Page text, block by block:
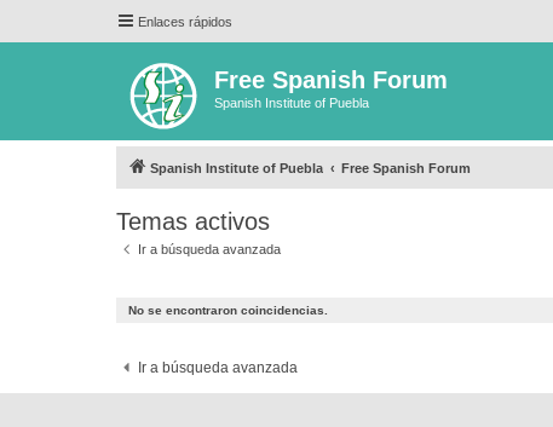
Enlaces rápidos
Free Spanish Forum
Spanish Institute of Puebla
Spanish Institute of Puebla Free Spanish Forum
Temas activos
Ir a búsqueda avanzada
No se encontraron coincidencias.
Ir a búsqueda avanzada